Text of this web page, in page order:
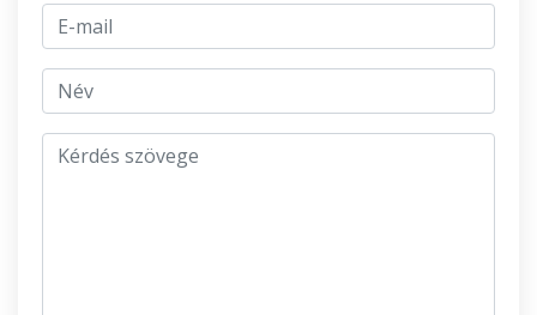
E-mail
jmeno
Kérdés szövege